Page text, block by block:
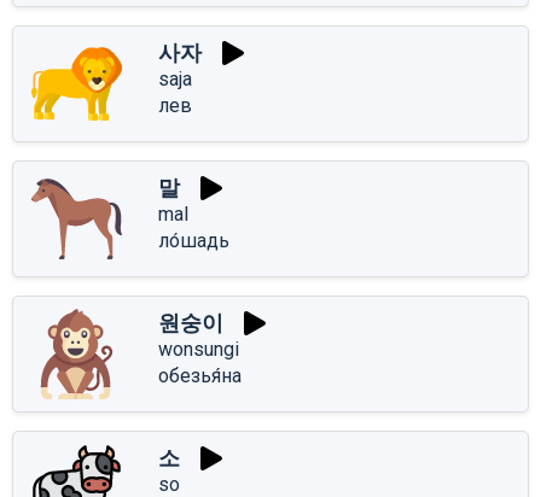
사자
saja
лев
말
mal
ло́шадь
원숭이
wonsungi
обезья́на
소
so